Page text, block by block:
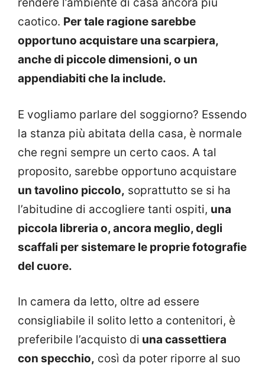
rendere l’ambiente di casa ancora più
caotico. Per tale ragione sarebbe
opportuno acquistare una scarpiera,
anche di piccole dimensioni, o un
appendiabiti che la include.
E vogliamo parlare del soggiorno? Essendo
la stanza più abitata della casa, è normale
che regni sempre un certo caos. A tal
proposito, sarebbe opportuno acquistare
un tavolino piccolo, soprattutto se si ha
l’abitudine di accogliere tanti ospiti, una
piccola libreria o, ancora meglio, degli
scaffali per sistemare le proprie fotografie
del cuore.
In camera da letto, oltre ad essere
consigliabile il solito letto a contenitori, è
preferibile l’acquisto di una cassettiera
con specchio, così da poter riporre al suo